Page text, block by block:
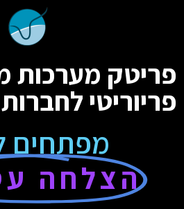
פריטק מערכות
פריוריטי
מפתחים
הצלחה